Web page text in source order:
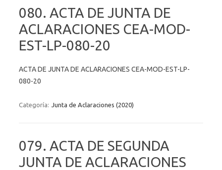
080. ACTA DE JUNTA DE
ACLARACIONES CEA-MOD-
EST-LP-080-20
ACTA DE JUNTA DE ACLARACIONES CEA-MOD-EST-LP-
080-20
Categoría: Junta de Aclaraciones (2020)
079. ACTA DE SEGUNDA
JUNTA DE ACLARACIONES